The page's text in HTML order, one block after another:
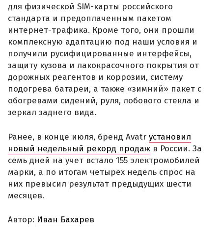
для физической SIM-карты российского
стандарта и предоплаченным пакетом
интернет-трафика. Кроме того, они прошли
комплексную адаптацию под наши условия и
получили русифицированные интерфейсы,
защиту кузова и лакокрасочного покрытия от
дорожных реагентов и коррозии, систему
подогрева батареи, а также «зимний» пакет с
обогревами сидений, руля, лобового стекла и
зеркал заднего вида.
Ранее, в конце июля, бренд Avatr установил
новый недельный рекорд продаж в России. За
семь дней на учет встало 155 электромобилей
марки, а по итогам четырех недель спрос на
них превысил результат предыдущих шести
месяцев.
Автор: Иван Бахарев